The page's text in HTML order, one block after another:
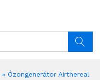
» Ózongenerátor Airthereal